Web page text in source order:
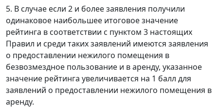
5. В случае если 2 и более заявления получили
одинаковое наибольшее итоговое значение
рейтинга в соответствии с пунктом 3 настоящих
Правил и среди таких заявлений имеются заявления
о предоставлении нежилого помещения в
безвозмездное пользование и в аренду, указанное
значение рейтинга увеличивается на 1 балл для
заявлений о предоставлении нежилого помещения в
аренду.